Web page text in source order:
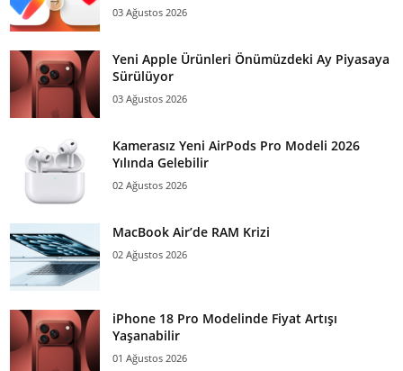
03 Ağustos 2026
Yeni Apple Ürünleri Önümüzdeki Ay Piyasaya
Sürülüyor
03 Ağustos 2026
Kamerasız Yeni AirPods Pro Modeli 2026
Yılında Gelebilir
02 Ağustos 2026
MacBook Air’de RAM Krizi
02 Ağustos 2026
iPhone 18 Pro Modelinde Fiyat Artışı
Yaşanabilir
01 Ağustos 2026